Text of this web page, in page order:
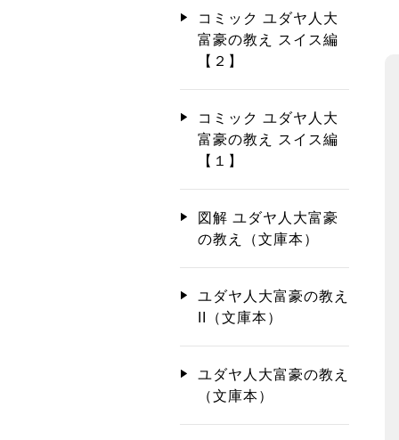
コミック ユダヤ人大
富豪の教え スイス編
【２】
コミック ユダヤ人大
富豪の教え スイス編
【１】
図解 ユダヤ人大富豪
の教え（文庫本）
ユダヤ人大富豪の教え
II（文庫本）
ユダヤ人大富豪の教え
（文庫本）